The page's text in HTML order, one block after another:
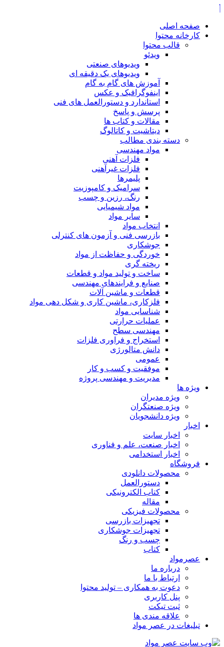
صفحه اصلی
کارخانه محتوا
قالب محتوا
ویدئو
ویدیوهای صنعتی
ویدیوهای یک دقیقه ای
آموزش های گام به گام
اینفوگرافیک و عکس
استاندارد و دستورالعمل های فنی
پرسش و پاسخ
مقالات و کتاب ها
دیتاشیت و کاتالوگ
دسته بندی مطالب
مواد مهندسی
فلزات آهنی
فلزات غیرآهنی
پلیمرها
سرامیک و کامپوزیت
رنگ، رزین و چسب
مواد شیمیایی
سایر مواد
انتخاب مواد
بازرسی فنی و آزمون های کنترلی
جوشکاری
خوردگی و حفاظت از مواد
ریخته گری
ساخت و تولید مواد و قطعات
صنایع و فرایندهای مهندسی
قطعات و ماشین آلات
فلزکاری، ماشین کاری و شکل دهی مواد
شناسایی مواد
عملیات حرارتی
مهندسی سطح
استخراج و فراوری فلزات
دانش متالورژی
عمومی
موفقیت و کسب و کار
مدیریت و مهندسی پروژه
ویژه ها
ویژه مدیران
ویژه صنعتگران
ویژه دانشجویان
اخبار
اخبار سایت
اخبار صنعت، علم و فناوری
اخبار استخدامی
فروشگاه
محصولات دانلودی
دستورالعمل
کتاب الکترونیکی
مقاله
محصولات فیزیکی
تجهیزات بازرسی
تجهیزات جوشکاری
چسب و رنگ
کتاب
عصرمواد
درباره ما
ارتباط با ما
دعوت به همکاری – تولید محتوا
پنل کاربری
ثبت تیکت
علاقه مندی ها
تبلیغات در عصر مواد